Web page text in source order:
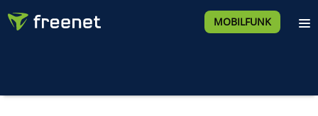
MOBILFUNK